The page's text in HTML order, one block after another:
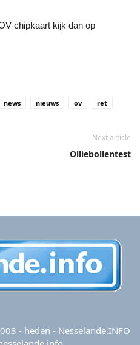
chipkaart kijk dan op
news nieuws ov ret
Next article
Olliebollentest
- heden - Nesselande.INFO